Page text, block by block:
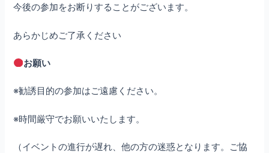
今後の参加をお断りすることがございます。
あらかじめご了承ください
お願い
※勧誘目的の参加はご遠慮ください。
※時間厳守でお願いいたします。
（イベントの進行が遅れ、他の方の迷惑となります。ご協